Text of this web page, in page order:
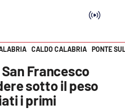
CALDO CALABRIA PONTE
Francesco
sotto il peso
i primi